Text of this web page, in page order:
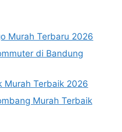
Murah Terbaru 2026
di Bandung
Murah Terbaik 2026
Murah Terbaik